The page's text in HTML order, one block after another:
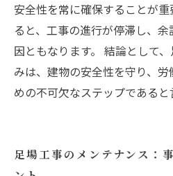
安全性を常に確保することが
ると、工事の進行が停滞し、
因ともなります。 結論として
みは、建物の安全性を守り、
めの不可欠なステップであると
足場工事のメンテナンス：